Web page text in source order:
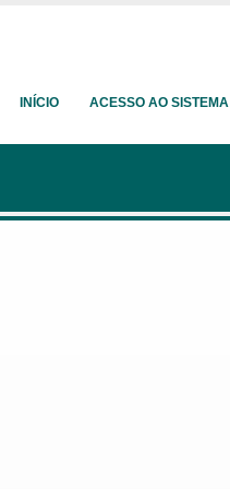
INÍCIO ACESSO AO SISTEMA